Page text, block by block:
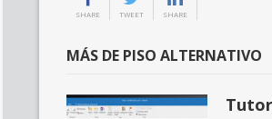
SHARE TWEET SHARE
MÁS DE PISO ALTERNATIVO